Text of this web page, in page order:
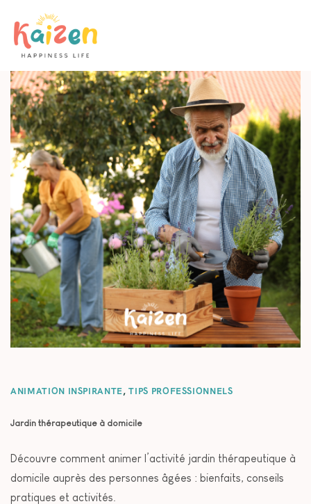
ANIMATION INSPIRANTE,TIPS PROFESSIONNELS
Jardin thérapeutique à domicile
Découvre comment animer l’activité jardin thérapeutique à
domicile auprès des personnes âgées : bienfaits, conseils
pratiques et activités.